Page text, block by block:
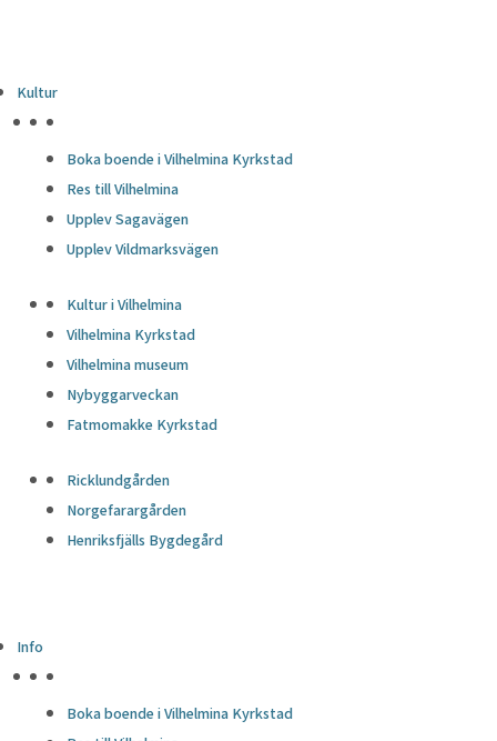
Kultur
Boka boende i Vilhelmina Kyrkstad
Res till Vilhelmina
Upplev Sagavägen
Upplev Vildmarksvägen
Kultur i Vilhelmina
Vilhelmina Kyrkstad
Vilhelmina museum
Nybyggarveckan
Fatmomakke Kyrkstad
Ricklundgården
Norgefarargården
Henriksfjälls Bygdegård
Info
Boka boende i Vilhelmina Kyrkstad